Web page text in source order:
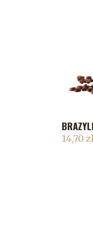
14,70